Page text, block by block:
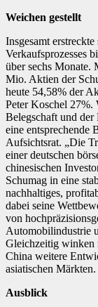
Weichen gestellt
Insgesamt
Verkaufsprozesses
über sechs Monate.
Mio. Aktien der
heute 54,58% der
Peter Koschel 27%.
Belegschaft und der
eine entsprechende
Aufsichtsrat. „Die
einer deutschen
chinesischen
Schumag in eine
nachhaltiges,
dabei seine
von
Automobilindustrie
Gleichzeitig winken
China weitere
asiatischen Märkten.
Ausblick